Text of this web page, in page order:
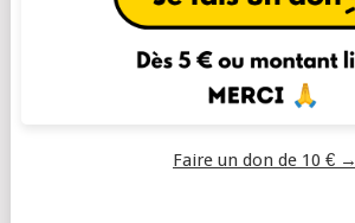
Faire un don de 10 € →